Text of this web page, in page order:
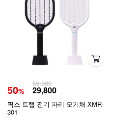
50%
59,800
29,800
픽스 트랩 전기 파리 모기채 XMR-
301